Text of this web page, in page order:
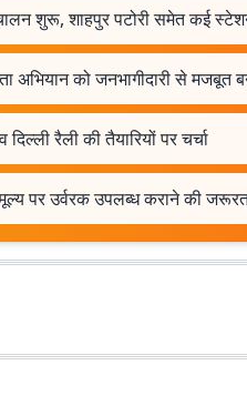
शुरू, शाहपुर पटोरी समेत कई
अभियान को जनभागीदारी से मजबूत
रैली की तैयारियों पर चर्चा
पर उर्वरक उपलब्ध कराने की